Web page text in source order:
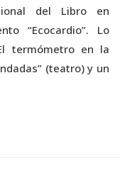
del Libro en
“Ecocardio”. Lo
termómetro en la
(teatro) y un